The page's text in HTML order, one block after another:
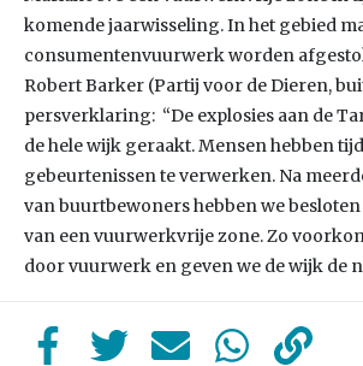
komende jaarwisseling. In het gebied
consumentenvuurwerk worden
Robert Barker (Partij voor de Dieren,
persverklaring: “De explosies aan de
de hele wijk geraakt. Mensen hebben
gebeurtenissen te verwerken. Na
van buurtbewoners hebben we
van een vuurwerkvrije zone. Zo
door vuurwerk en geven we de wijk de